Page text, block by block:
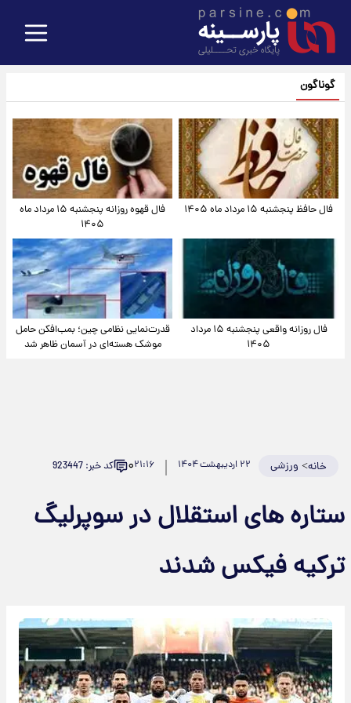
گوناگون
فال حافظ پنجشنبه ۱۵ مرداد ماه ۱۴۰۵
فال قهوه روزانه پنجشنبه ۱۵ مرداد ماه
۱۴۰۵
فال روزانه واقعی پنجشنبه ۱۵ مرداد
۱۴۰۵
قدرت‌نمایی نظامی چین؛ بمب‌افکن حامل
موشک هسته‌ای در آسمان ظاهر شد
خانه> ورزشی ۲۲ اردیبهشت ۱۴۰۴ ۲۱:۱۶۰ کد خبر: 923447
ستاره های استقلال در سوپرلیگ
ترکیه فیکس شدند